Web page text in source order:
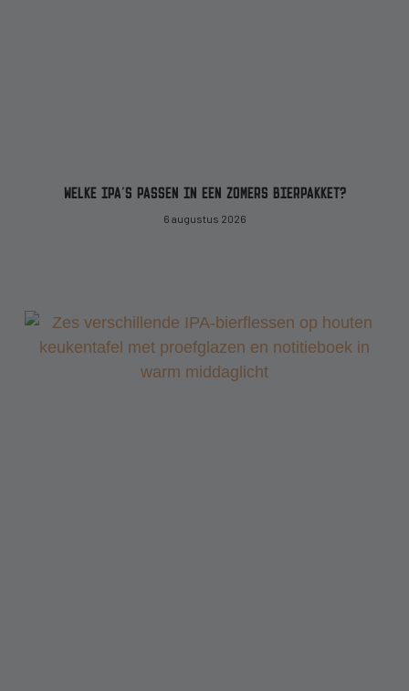
WELKE IPA’S PASSEN IN EEN ZOMERS BIERPAKKET?
6 augustus 2026